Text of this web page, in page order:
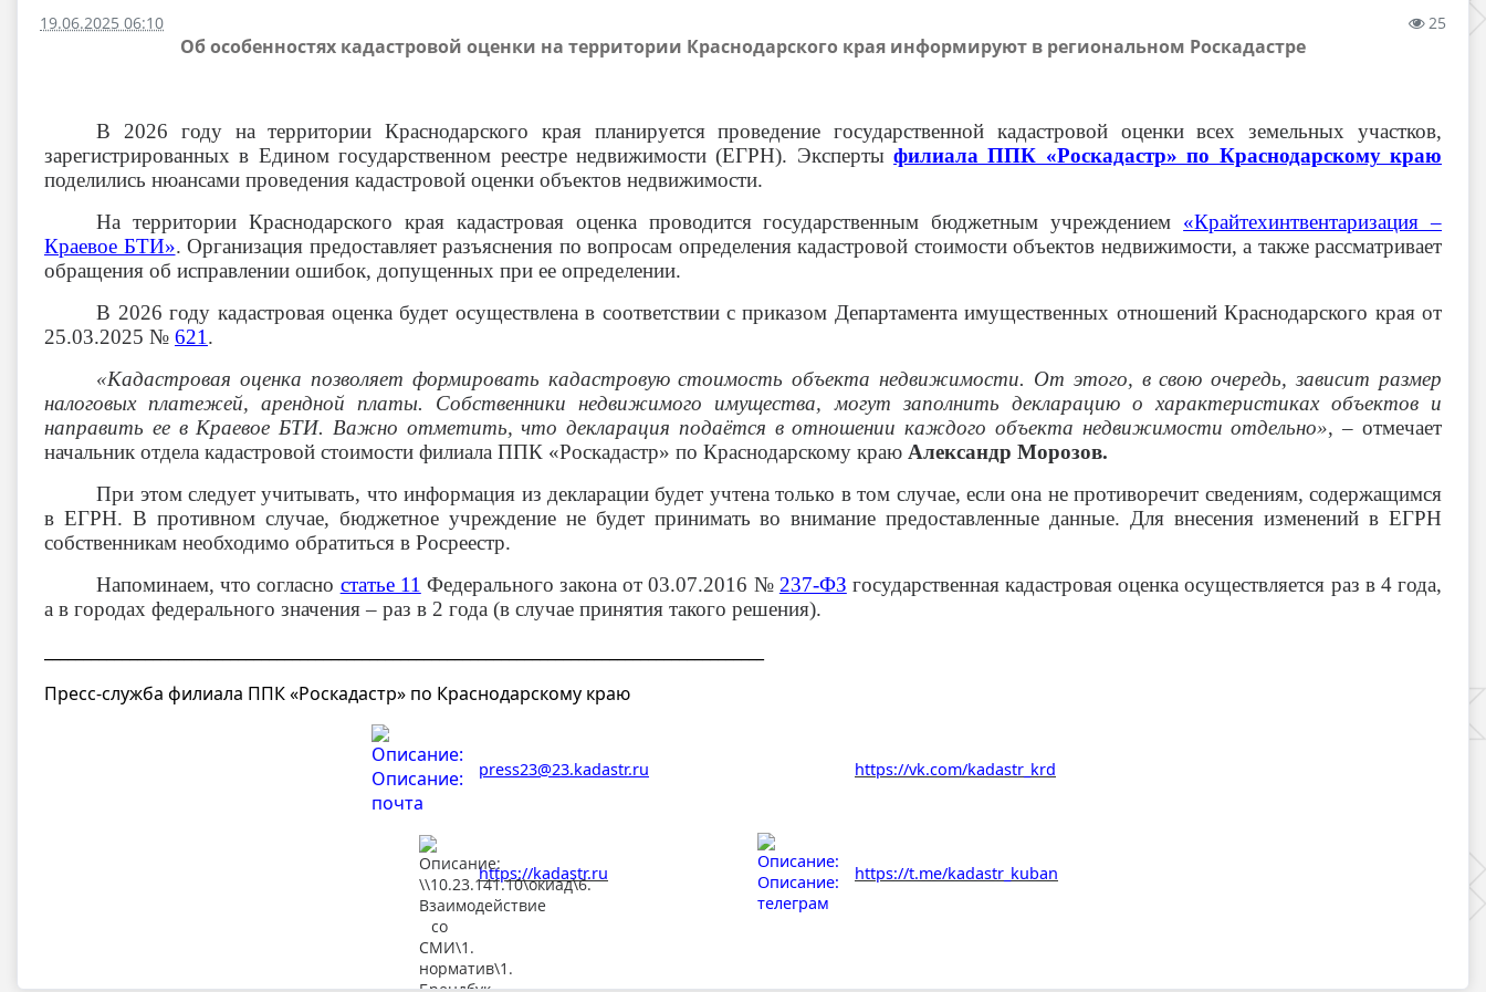
19.06.2025 06:10 25
Об особенностях кадастровой оценки на территории Краснодарского края информируют в региональном Роскадастре
В 2026 году на территории Краснодарского края планируется проведение государственной кадастровой оценки всех земельных участков,
зарегистрированных в Едином государственном реестре недвижимости (ЕГРН). Экспертыфилиала ППК «Роскадастр» по Краснодарскому краю
поделились нюансами проведения кадастровой оценки объектов недвижимости.
На территории Краснодарского края кадастровая оценка проводится государственным бюджетным учреждением «Крайтехинтвентаризация –
Краевое БТИ». Организация предоставляет разъяснения по вопросам определения кадастровой стоимости объектов недвижимости, а также рассматривает
обращения об исправлении ошибок, допущенных при ее определении.
В 2026 году кадастровая оценка будет осуществлена в соответствии с приказом Департамента имущественных отношений Краснодарского края от
25.03.2025 № 621 .
«Кадастровая оценка позволяет формировать кадастровую стоимость объекта недвижимости. От этого, в свою очередь, зависит размер
налоговых платежей, арендной платы.
Собственники недвижимого имущества, могут заполнить декларацию о характеристиках объектов и
направить ее в Краевое БТИ. Важно отметить, что декларация подаётся в отношении каждого объекта недвижимости отдельно», – отмечает
начальник отдела кадастровой стоимости филиала ППК «Роскадастр» по Краснодарскому краю Александр Морозов.
При этом следует учитывать, что информация из декларации будет учтена только в том случае, если она не противоречит сведениям, содержащимся
в ЕГРН. В противном случае, бюджетное учреждение не будет принимать во внимание предоставленные данные. Для внесения изменений в ЕГРН
собственникам необходимо обратиться в Росреестр.
Напоминаем, что согласно статье 11 Федерального закона от 03.07.2016 № 237-ФЗ государственная кадастровая оценка осуществляется раз в 4 года,
а в городах федерального значения – раз в 2 года (в случае принятия такого решения).
Пресс-служба филиала ППК «Роскадастр» по Краснодарскому краю
press23@23.kadastr.ru https://vk.com/kadastr_krd
https://kadastr.ru https://t.me/kadastr_kuban